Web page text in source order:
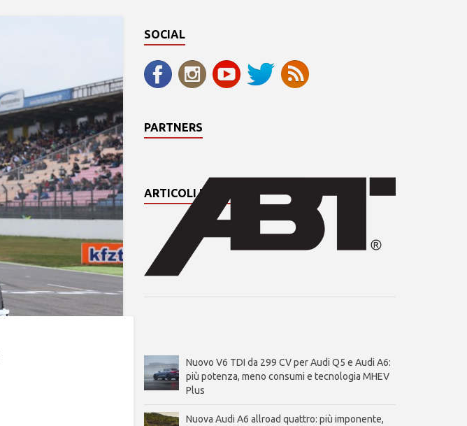
SOCIAL
PARTNERS
ARTICOLI PIÙ LETTI
Nuovo V6 TDI da 299 CV per Audi Q5 e Audi A6:
più potenza, meno consumi e tecnologia MHEV
Plus
Nuova Audi A6 allroad quattro: più imponente,